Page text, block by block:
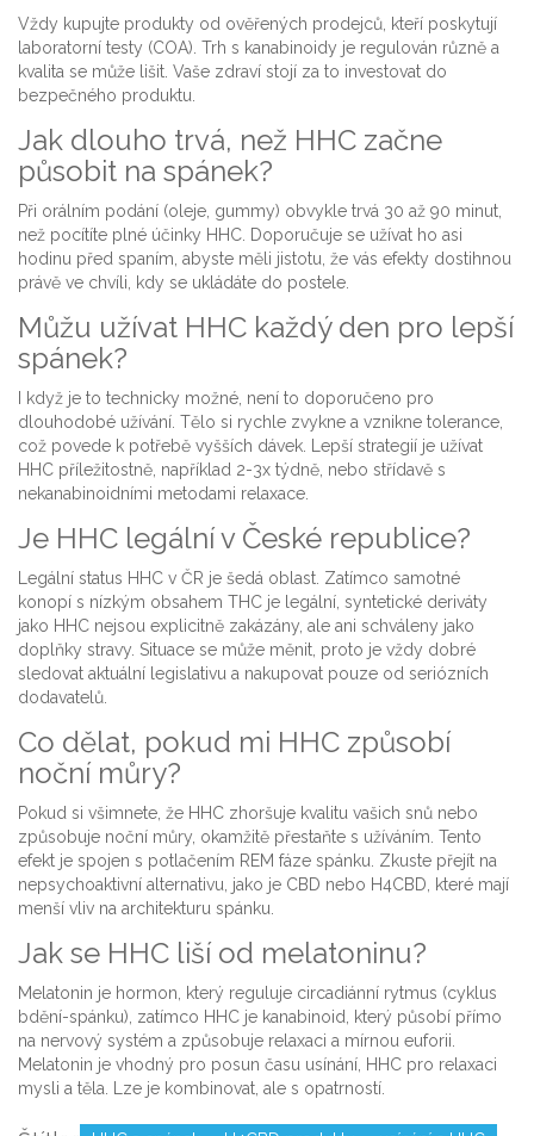
Vždy kupujte produkty od ověřených prodejců, kteří poskytují
laboratorní testy (COA). Trh s kanabinoidy je regulován různě a
kvalita se může lišit. Vaše zdraví stojí za to investovat do
bezpečného produktu.
Jak dlouho trvá, než HHC začne
působit na spánek?
Při orálním podání (oleje, gummy) obvykle trvá 30 až 90 minut,
než pocítíte plné účinky HHC. Doporučuje se užívat ho asi
hodinu před spaním, abyste měli jistotu, že vás efekty dostihnou
právě ve chvíli, kdy se ukládáte do postele.
Můžu užívat HHC každý den pro lepší
spánek?
I když je to technicky možné, není to doporučeno pro
dlouhodobé užívání. Tělo si rychle zvykne a vznikne tolerance,
což povede k potřebě vyšších dávek. Lepší strategií je užívat
HHC příležitostně, například 2-3x týdně, nebo střídavě s
nekanabinoidními metodami relaxace.
Je HHC legální v České republice?
Legální status HHC v ČR je šedá oblast. Zatímco samotné
konopí s nízkým obsahem THC je legální, syntetické deriváty
jako HHC nejsou explicitně zakázány, ale ani schváleny jako
doplňky stravy. Situace se může měnit, proto je vždy dobré
sledovat aktuální legislativu a nakupovat pouze od seriózních
dodavatelů.
Co dělat, pokud mi HHC způsobí
noční můry?
Pokud si všimnete, že HHC zhoršuje kvalitu vašich snů nebo
způsobuje noční můry, okamžitě přestaňte s užíváním. Tento
efekt je spojen s potlačením REM fáze spánku. Zkuste přejít na
nepsychoaktivní alternativu, jako je CBD nebo H4CBD, které mají
menší vliv na architekturu spánku.
Jak se HHC liší od melatoninu?
Melatonin je hormon, který reguluje circadiánní rytmus (cyklus
bdění-spánku), zatímco HHC je kanabinoid, který působí přímo
na nervový systém a způsobuje relaxaci a mírnou euforii.
Melatonin je vhodný pro posun času usínání, HHC pro relaxaci
mysli a těla. Lze je kombinovat, ale s opatrností.